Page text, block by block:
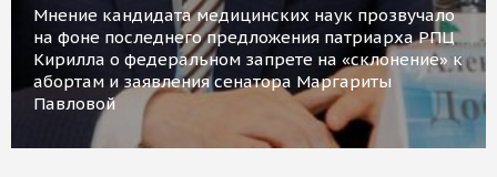
Мнение кандидата медицинских наук прозвучало
на фоне последнего предложения патриарха РПЦ
Кирилла о федеральном запрете на «склонение» к
абортам и заявления сенатора Маргариты
Павловой